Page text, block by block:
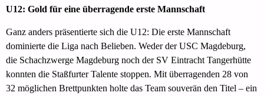
U12: Gold für eine überragende erste Mannschaft
Ganz anders präsentierte sich die U12: Die erste Mannschaft
dominierte die Liga nach Belieben. Weder der USC Magdeburg,
die Schachzwerge Magdeburg noch der SV Eintracht Tangerhütte
konnten die Staßfurter Talente stoppen. Mit überragenden 28 von
32 möglichen Brettpunkten holte das Team souverän den Titel – ein